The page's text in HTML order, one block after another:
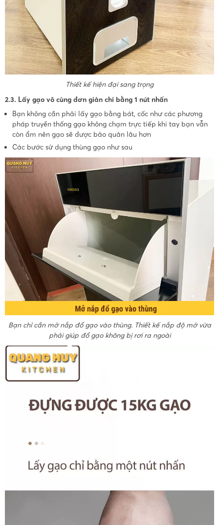
Thiết kế hiện đại sang trọng
2.3. Lấy gạo vô cùng đơn giản chỉ bằng 1 nút nhấn
Bạn không cần phải lấy gạo bằng bát, cốc như các phương
pháp truyền thống gạo không chạm trực tiếp khi tay bạn vẫn
còn ẩm nên gạo sẽ được bảo quản lâu hơn
Các bước sử dụng thùng gạo như sau
Bạn chỉ cần mở nắp đổ gạo vào thùng. Thiết kế nắp độ mở vừa
phải giúp đổ gạo không bị rơi ra ngoài